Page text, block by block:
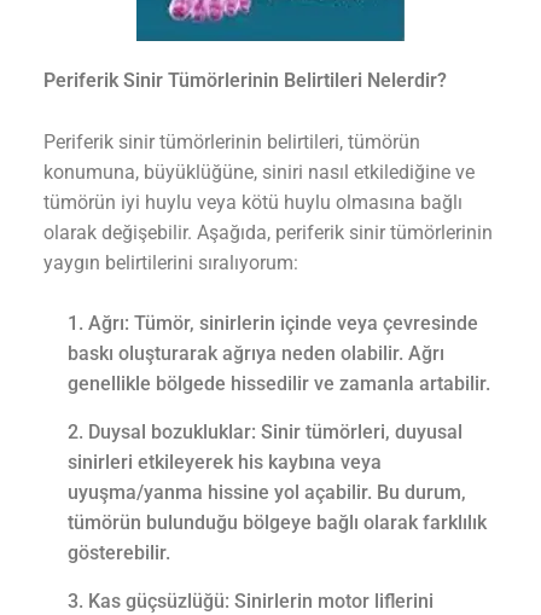
Periferik Sinir Tümörlerinin Belirtileri Nelerdir?
Periferik sinir tümörlerinin belirtileri, tümörün
konumuna, büyüklüğüne, siniri nasıl etkilediğine ve
tümörün iyi huylu veya kötü huylu olmasına bağlı
olarak değişebilir. Aşağıda, periferik sinir tümörlerinin
yaygın belirtilerini sıralıyorum:
Ağrı: Tümör, sinirlerin içinde veya çevresinde
baskı oluşturarak ağrıya neden olabilir. Ağrı
genellikle bölgede hissedilir ve zamanla artabilir.
Duysal bozukluklar: Sinir tümörleri, duyusal
sinirleri etkileyerek his kaybına veya
uyuşma/yanma hissine yol açabilir. Bu durum,
tümörün bulunduğu bölgeye bağlı olarak farklılık
gösterebilir.
Kas güçsüzlüğü: Sinirlerin motor liflerini